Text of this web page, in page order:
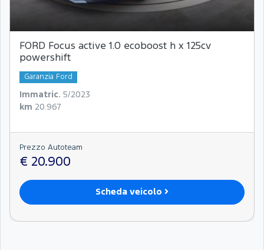
FORD Focus active 1.0 ecoboost h x 125cv
powershift
Garanzia Ford
Immatric.
5/2023
km 20.967
Prezzo Autoteam
€ 20.900
Scheda veicolo